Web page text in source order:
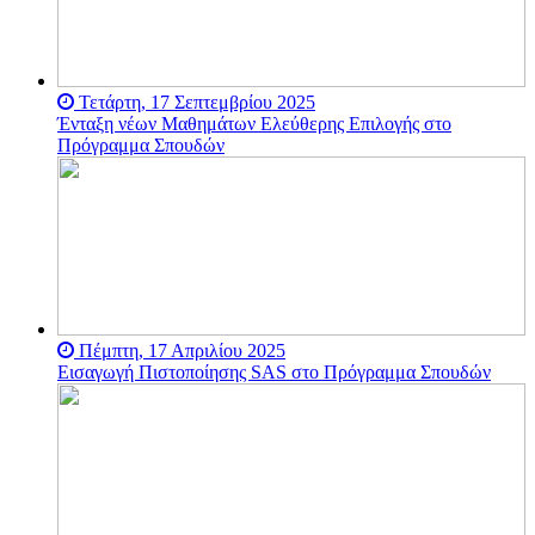
Πανεπιστήμιο της
Τουρκίας, υψηλών
ακαδημαϊκών
προδιαγραφών
εκπαίδευσης και έρευνας
αλλά και με διακριτό
απευθείας διορισμούς
Πρυτάνεων - όπως με τον
διορισμό του
εξωπανεπιστημιακού
πολιτικού στελέχους του
Τετάρτη, 17 Σεπτεμβρίου 2025
Ένταξη νέων Μαθημάτων Ελεύθερης Επιλογής στο
Πρόγραμμα Σπουδών
Πέμπτη, 17 Απριλίου 2025
Εισαγωγή Πιστοποίησης SAS στο Πρόγραμμα Σπουδών